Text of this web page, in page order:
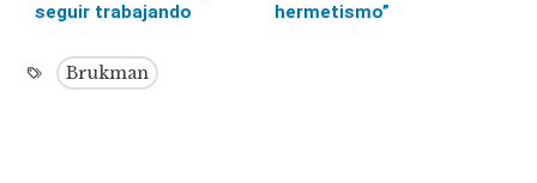
seguir trabajando
hermetismo”
Brukman